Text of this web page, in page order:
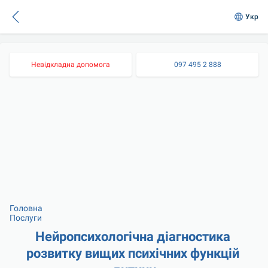
Укр
Невідкладна допомога 097 495 2 888
Головна
Послуги
Нейропсихологічна діагностика
розвитку вищих психічних функцій